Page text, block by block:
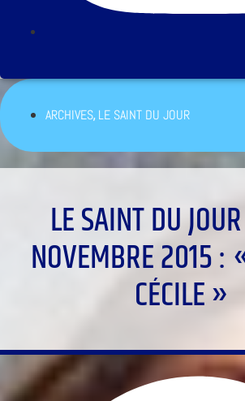
ARCHIVES,LE SAINT DU JOUR
LE SAINT DU
NOVEMBRE 2015 :
CÉCILE »